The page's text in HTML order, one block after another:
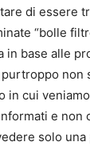
di essere
“bolle
in base alle
non
in cui
e non
solo